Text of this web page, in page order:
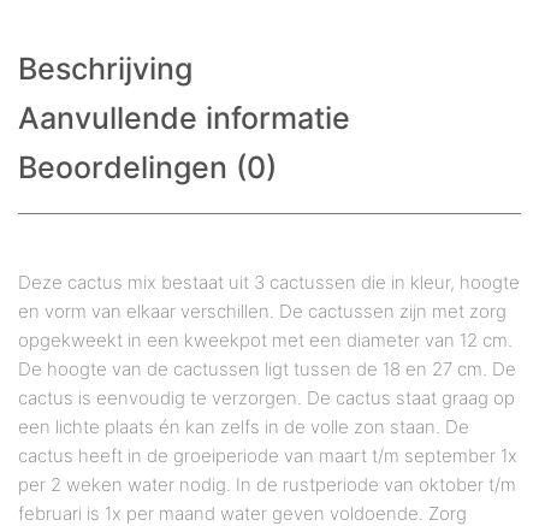
Beschrijving
Aanvullende informatie
Beoordelingen (0)
Deze cactus mix bestaat uit 3 cactussen die in kleur, hoogte
en vorm van elkaar verschillen. De cactussen zijn met zorg
opgekweekt in een kweekpot met een diameter van 12 cm.
De hoogte van de cactussen ligt tussen de 18 en 27 cm. De
cactus is eenvoudig te verzorgen. De cactus staat graag op
een lichte plaats én kan zelfs in de volle zon staan. De
cactus heeft in de groeiperiode van maart t/m september 1x
per 2 weken water nodig. In de rustperiode van oktober t/m
februari is 1x per maand water geven voldoende. Zorg